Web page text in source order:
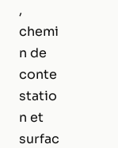
,
chemi
n de
conte
statio
n et
surfac